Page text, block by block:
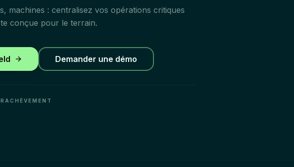
machines : centralisez vos opérations critiques
conçue pour le terrain.
Demander une démo